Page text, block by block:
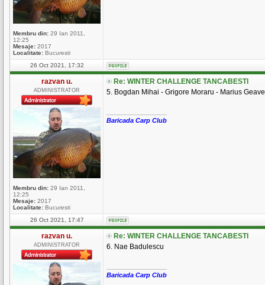
Membru din: 29 Ian 2011,
12:25
Mesaje: 2017
Localitate: Bucuresti
26 Oct 2021, 17:32
razvan u.
ADMINISTRATOR
Membru din: 29 Ian 2011,
12:25
Mesaje: 2017
Localitate: Bucuresti
Re: WINTER CHALLENGE TANCABESTI
5. Bogdan Mihai - Grigore Moraru - Marius
Baricada Carp Club
26 Oct 2021, 17:47
razvan u.
ADMINISTRATOR
Re: WINTER CHALLENGE TANCABESTI
6. Nae Badulescu
Baricada Carp Club